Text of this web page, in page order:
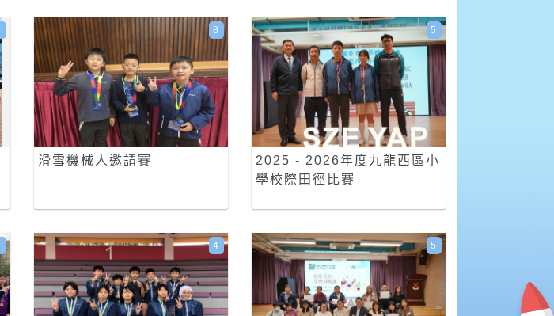
滑雪機械人邀請賽
8
2025 - 2026年度九龍西區小
學校際田徑比賽
5
4 5